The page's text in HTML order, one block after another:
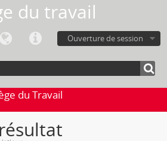
du travail
Ouverture de session
du Travail